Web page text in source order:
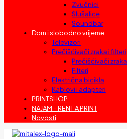
Zvučnici
Slušalice
Soundbar
Dom i slobodno vrijeme
Televizori
Prečišćivači zraka i filteri
Prečišćivači zraka
Filteri
Električna bicikla
Kablovi i adapteri
PRINTSHOP
NAJAM – RENT A PRINT
Novosti